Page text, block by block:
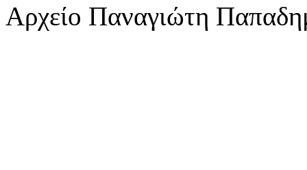
Αρχείο Παναγιώτη